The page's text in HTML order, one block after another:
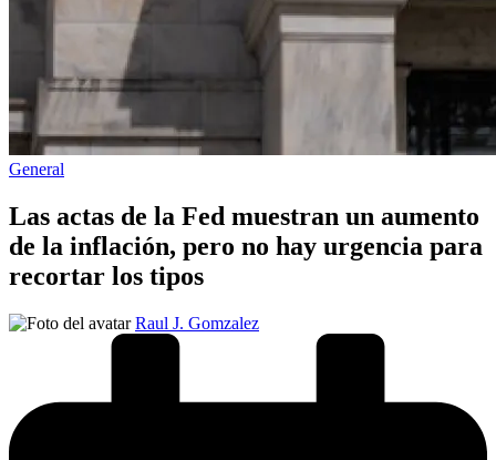
Publicado
General
Las actas de la Fed muestran un aumento
de la inflación, pero no hay urgencia para
recortar los tipos
Publicado
Raul J. Gomzalez